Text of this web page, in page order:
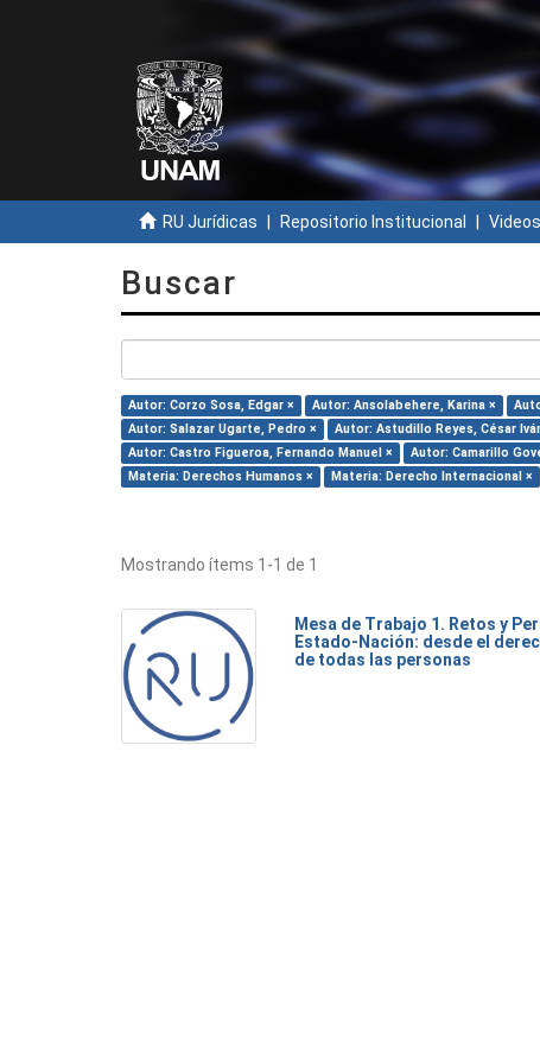
RU Jurídicas Repositorio Institucional
Buscar
Autor: Corzo Sosa, Edgar × Autor: Ansolabehere, Karina ×
Autor: Salazar Ugarte, Pedro ×
Autor: Astudillo Reyes, César
Autor: Castro Figueroa, Fernando Manuel ×
Autor: Camarillo
Materia: Derechos Humanos ×
Materia: Derecho Internacional ×
Mostrando ítems 1-1 de 1
Mesa de Trabajo 1. Retos y
Estado-Nación: desde el
de todas las personas